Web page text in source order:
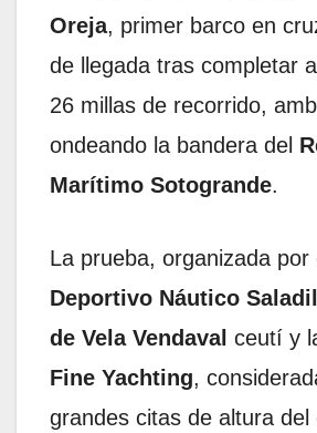
Oreja, primer barco en
de llegada tras completar
26 millas de recorrido,
ondeando la bandera del
Marítimo Sotogrande.
La prueba, organizada por
Deportivo Náutico
de Vela Vendaval ceutí y
Fine Yachting,
grandes citas de altura del